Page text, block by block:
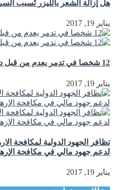
هل إزالة الشعر بالليزر تُسبب
يناير 19, 2017
12 شخصا في تدمر يعدم من قبل داعش
يناير 19, 2017
تظافر الجهود الدولية لمكافحة
لدعم جهود مالي في مكافحة
يناير 19, 2017